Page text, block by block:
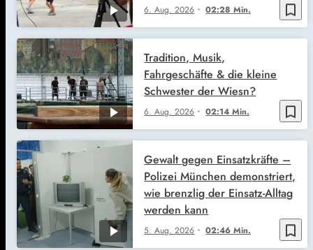
bookmark_border
6. Aug. 2026 02:28 Min.
bookmark_border
6. Aug. 2026 02:14 Min.
Tradition, Musik,
Fahrgeschäfte & die kleine
Schwester der Wiesn?
bookmark_border
5. Aug. 2026 02:46 Min.
Gewalt gegen Einsatzkräfte –
Polizei München demonstriert,
wie brenzlig der Einsatz-Alltag
werden kann